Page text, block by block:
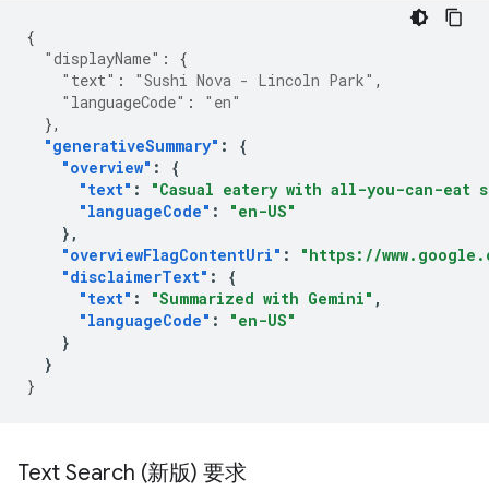
{
"displayName" :
{
"text" : "Sushi Nova - Lincoln Park" ,
"languageCode" :
"en"
},
"generativeSummary" :
{
"overview" :
{
"text" :
"Casual eatery with all-you-can-eat
"languageCode" :
"en-US"
},
"overviewFlagContentUri" :
"https://
"disclaimerText" :
{
"text" : "Summarized with Gemini" ,
"languageCode" :
"en-US"
}
}
}
Text Search (新版) 要求